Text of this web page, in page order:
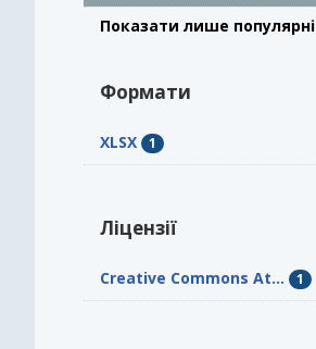
Показати лише популярні
Формати
XLSX 1
Ліцензії
Creative Commons At... 1